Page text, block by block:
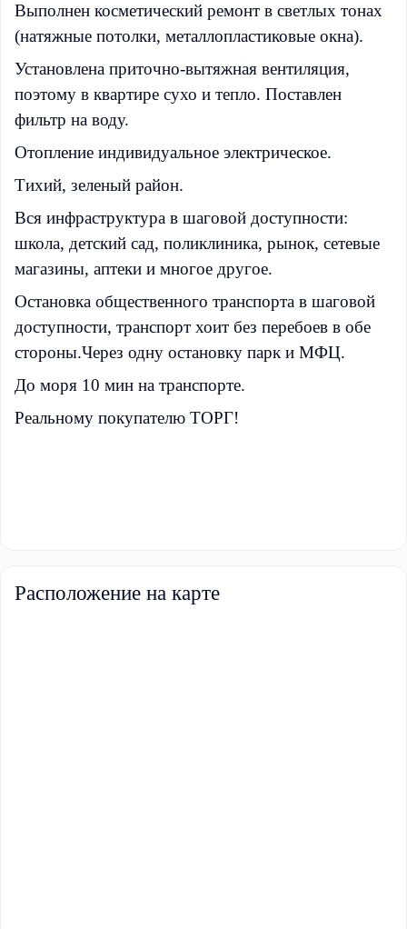
Выполнен косметический ремонт в светлых тонах
(натяжные потолки, металлопластиковые окна).
Установлена приточно-вытяжная вентиляция,
поэтому в квартире сухо и тепло. Поставлен
фильтр на воду.
Отопление индивидуальное электрическое.
Тихий, зеленый район.
Вся инфраструктура в шаговой доступности:
школа, детский сад, поликлиника, рынок, сетевые
магазины, аптеки и многое другое.
Остановка общественного транспорта в шаговой
доступности, транспорт хоит без перебоев в обе
стороны.Через одну остановку парк и МФЦ.
До моря 10 мин на транспорте.
Реальному покупателю ТОРГ!
Расположение на карте